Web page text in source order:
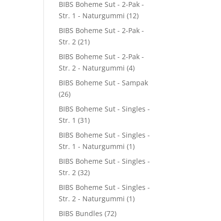
BIBS Boheme Sut - 2-Pak -
Str. 1 - Naturgummi (12)
BIBS Boheme Sut - 2-Pak -
Str. 2 (21)
BIBS Boheme Sut - 2-Pak -
Str. 2 - Naturgummi (4)
BIBS Boheme Sut - Sampak
(26)
BIBS Boheme Sut - Singles -
Str. 1 (31)
BIBS Boheme Sut - Singles -
Str. 1 - Naturgummi (1)
BIBS Boheme Sut - Singles -
Str. 2 (32)
BIBS Boheme Sut - Singles -
Str. 2 - Naturgummi (1)
BIBS Bundles (72)